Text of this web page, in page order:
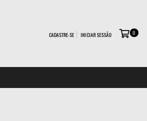
CADASTRE-SE INICIAR SESSÃO 0